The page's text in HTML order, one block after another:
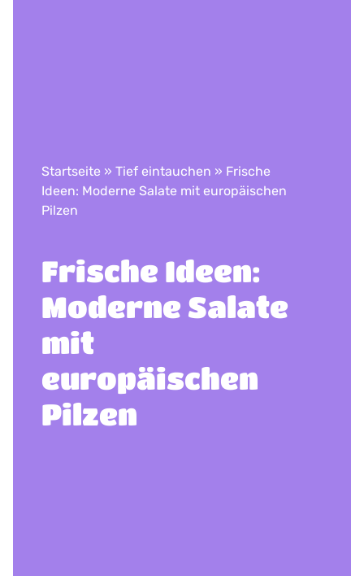
Startseite» Tief eintauchen » ​​​Frische
Ideen: Moderne Salate mit europäischen
Pilzen
​​​Frische Ideen:
Moderne Salate
mit
europäischen
Pilzen